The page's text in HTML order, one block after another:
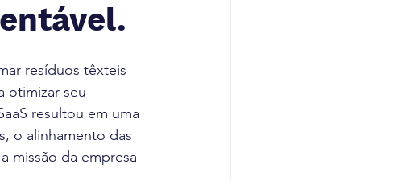
resíduos têxteis
otimizar seu
resultou em uma
o alinhamento das
missão da empresa